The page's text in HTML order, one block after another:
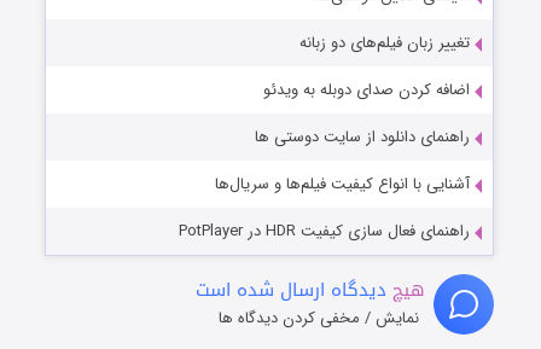
تغییر زبان فیلم‌های دو زبانه
اضافه کردن صدای دوبله به ویدئو
راهنمای دانلود از سایت دوستی ها
آشنایی با انواع کیفیت فیلم‌ها و سریال‌ها
راهنمای فعال سازی کیفیت HDR در PotPlayer
هیچ دیدگاه ارسال شده است
نمایش / مخفی کردن دیدگاه ها